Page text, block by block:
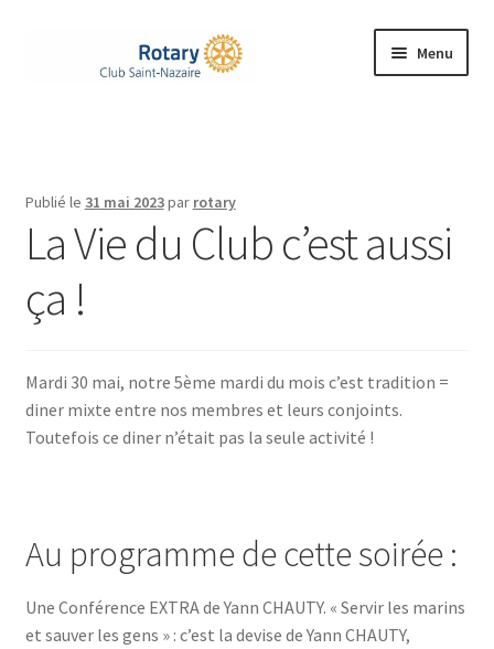
Menu
enfant
Notre Club
Ouvrir
le
Nos Actions
Contacts
Publié le 31 mai 2023par rotary
La Vie du Club c’est aussi
ça !
Mardi 30 mai, notre 5ème mardi du mois c’est tradition =
diner mixte entre nos membres et leurs conjoints.
Toutefois ce diner n’était pas la seule activité !
Au programme de cette soirée :
Une Conférence EXTRA de Yann CHAUTY. « Servir les marins
et sauver les gens » : c’est la devise de Yann CHAUTY,